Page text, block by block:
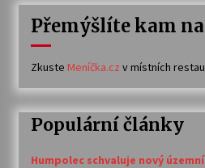
Přemýšlíte kam na
Zkuste Meníčka.cz v místních
Populární články
Humpolec schvaluje nový